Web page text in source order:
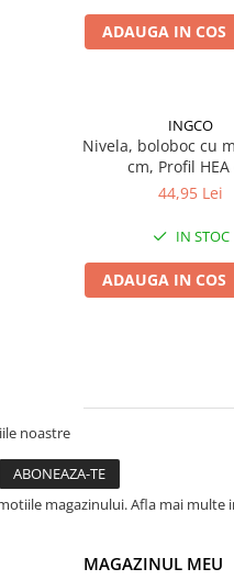
ADAUGA IN COS
INGCO
Nivela, boloboc cu
cm, Profil HEA
44,95 Lei
IN STOC
ADAUGA IN COS
noastre
magazinului. Afla mai multe
MAGAZINUL MEU